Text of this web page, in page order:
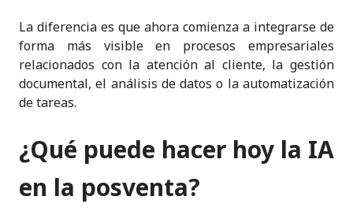
La diferencia es que ahora comienza a integrarse de
forma más visible en procesos empresariales
relacionados con la atención al cliente, la gestión
documental, el análisis de datos o la automatización
de tareas.
¿Qué puede hacer hoy la IA
en la posventa?